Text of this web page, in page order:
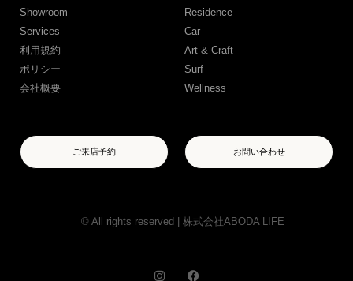
Showroom
Services
利用規約
ポリシー
会社概要
Residence
Car
Art & Craft
Surf
Wellness
ご来店予約 お問い合わせ
© All rights reserved | 株式会社ABODA LIFE